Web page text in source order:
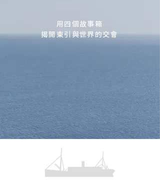
用四個故事箱
揭開東引與世界的交會